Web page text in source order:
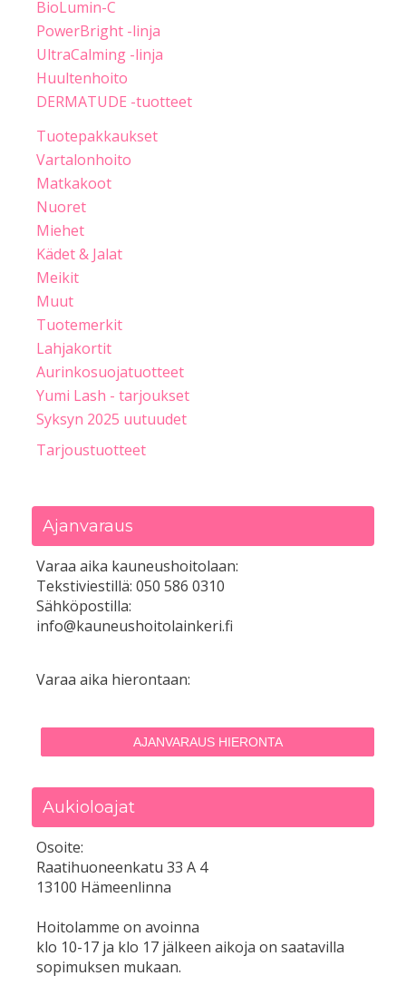
BioLumin-C
PowerBright -linja
UltraCalming -linja
Huultenhoito
DERMATUDE -tuotteet
Tuotepakkaukset
Vartalonhoito
Matkakoot
Nuoret
Miehet
Kädet & Jalat
Meikit
Muut
Tuotemerkit
Lahjakortit
Aurinkosuojatuotteet
Yumi Lash - tarjoukset
Syksyn 2025 uutuudet
Tarjoustuotteet
Ajanvaraus
Varaa aika kauneushoitolaan:
Tekstiviestillä: 050 586 0310
Sähköpostilla:
info@kauneushoitolainkeri.fi
Varaa aika hierontaan:
AJANVARAUS HIERONTA
Aukioloajat
Osoite:
Raatihuoneenkatu 33 A 4
13100 Hämeenlinna
Hoitolamme on avoinna
klo 10-17 ja klo 17 jälkeen aikoja on saatavilla
sopimuksen mukaan.